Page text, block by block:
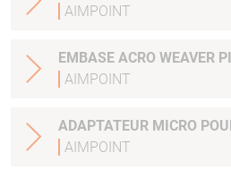
AIMPOINT
EMBASE ACRO WEAVER
AIMPOINT
ADAPTATEUR MICRO
AIMPOINT